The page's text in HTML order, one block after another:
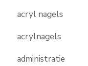
acryl nagels
acrylnagels
administratie